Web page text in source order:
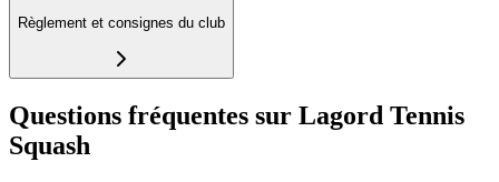
Règlement et consignes du club
Questions fréquentes sur Lagord Tennis
Squash